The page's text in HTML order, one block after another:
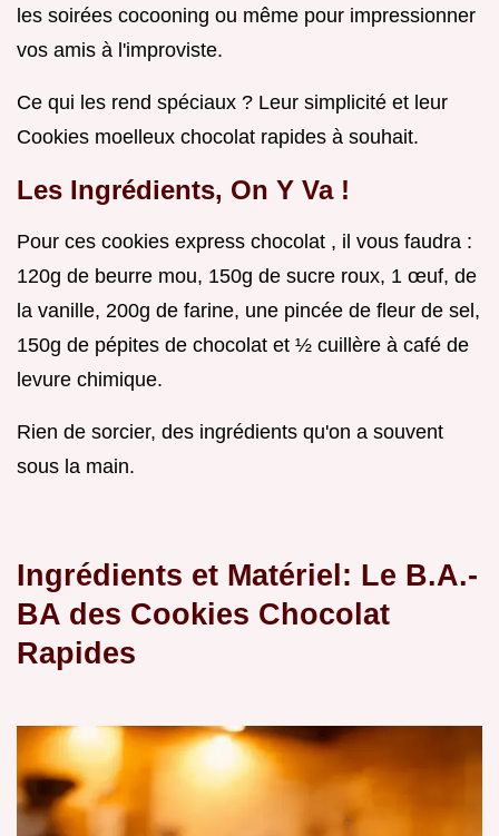
les soirées cocooning ou même pour impressionner
vos amis à l'improviste.
Ce qui les rend spéciaux ? Leur simplicité et leur
Cookies moelleux chocolat rapides à souhait.
Les Ingrédients, On Y Va !
Pour ces cookies express chocolat , il vous faudra :
120g de beurre mou, 150g de sucre roux, 1 œuf, de
la vanille, 200g de farine, une pincée de fleur de sel,
150g de pépites de chocolat et ½ cuillère à café de
levure chimique.
Rien de sorcier, des ingrédients qu'on a souvent
sous la main.
Ingrédients et Matériel: Le B.A.-
BA des Cookies Chocolat
Rapides